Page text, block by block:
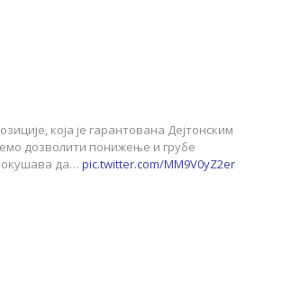
која је гарантована Дејтонским
дозволити понижење и грубе
да… pic.twitter.com/MM9V0yZ2er